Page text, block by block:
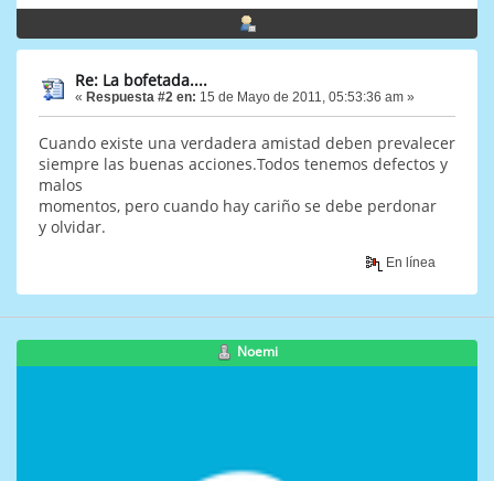
Re: La bofetada....
« Respuesta #2 en: 15 de Mayo de 2011, 05:53:36 am »
Cuando existe una verdadera amistad deben prevalecer
siempre las buenas acciones.Todos tenemos defectos y
malos
momentos, pero cuando hay cariño se debe perdonar
y olvidar.
En línea
Noemi